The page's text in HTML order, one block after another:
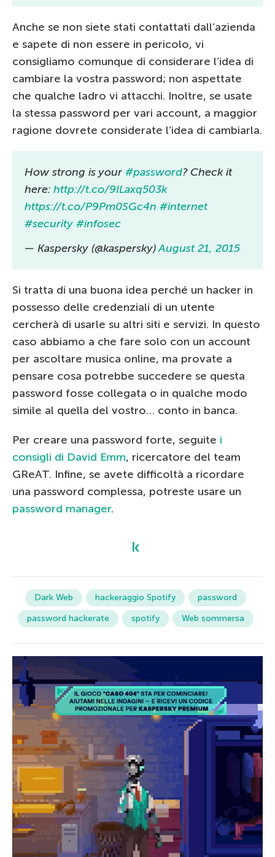
Anche se non siete stati contattati dall’azienda
e sapete di non essere in pericolo, vi
consigliamo comunque di considerare l’idea di
cambiare la vostra password; non aspettate
che qualche ladro vi attacchi. Inoltre, se usate
la stessa password per vari account, a maggior
ragione dovrete considerate l’idea di cambiarla.
How strong is your #password? Check it
here: http://t.co/9ILaxq503k
https://t.co/P9Pm0SGc4n #internet
#security #infosec
— Kaspersky (@kaspersky)August 21, 2015
Si tratta di una buona idea perché un hacker in
possesso delle credenziali di un utente
cercherà di usarle su altri siti e servizi. In questo
caso abbiamo a che fare solo con un account
per ascoltare musica online, ma provate a
pensare cosa potrebbe succedere se questa
password fosse collegata o in qualche modo
simile al quella del vostro… conto in banca.
Per creare una password forte, seguite i
consigli di David Emm, ricercatore del team
GReAT. Infine, se avete difficoltà a ricordare
una password complessa, potreste usare un
password manager.
Dark Web hackeraggio Spotify
password
password hackerate
spotify Web sommersa